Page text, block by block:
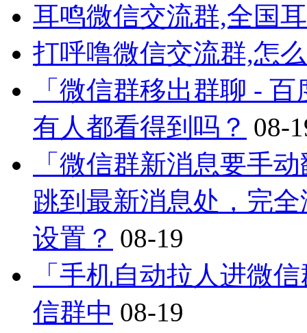
耳鸣微信交流群,全国
打呼噜微信交流群,怎
「微信群移出群聊 -
有人都看得到吗？ 08-
「微信群新消息要手
跳到最新消息处，完
设置？ 08-19
「手机自动拉人进微
信群中 08-19